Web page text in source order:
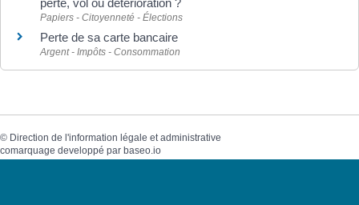
Papiers - Citoyenneté - Élections
Perte de sa carte bancaire
Argent - Impôts - Consommation
© Direction de l'information légale et administrative
comarquage developpé par baseo.io